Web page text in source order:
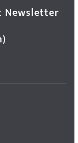
Newsletter